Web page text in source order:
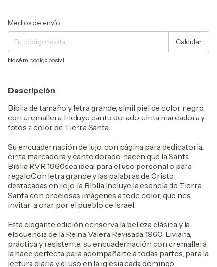
Entregas para el CP:
Medios de envío
Calcular
No sé mi código postal
Descripción
Biblia de tamaño y letra grande, símil piel de color negro,
con cremallera. Incluye canto dorado, cinta marcadora y
fotos a color de Tierra Santa.
Su encuadernación de lujo, con página para dedicatoria,
cinta marcadora y canto dorado, hacen que la Santa
Biblia RVR 1960sea ideal para el uso personal o para
regalo.Con letra grande y las palabras de Cristo
destacadas en rojo, la Biblia incluye la esencia de Tierra
Santa con preciosas imágenes a todo color, que nos
invitan a orar por el pueblo de Israel.
Esta elegante edición conserva la belleza clásica y la
elocuencia de la Reina Valera Revisada 1960. Liviana,
práctica y resistente, su encuadernación con cremallera
la hace perfecta para acompañarte a todas partes, para la
lectura diaria y el uso en la iglesia cada domingo.